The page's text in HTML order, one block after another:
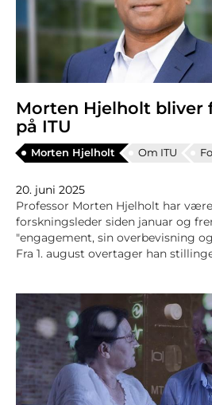
Morten Hjelholt bliver
på ITU
Morten Hjelholt Om ITU
20. juni 2025
Professor Morten Hjelholt har
forskningsleder siden januar og
"engagement, sin overbevisning
Fra 1. august overtager han